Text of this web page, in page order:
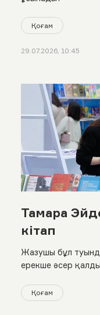
Қоғам
29.07.2026, 10:45
Тамара
кітап
Жазушы бұл
ерекше әсер
Қоғам